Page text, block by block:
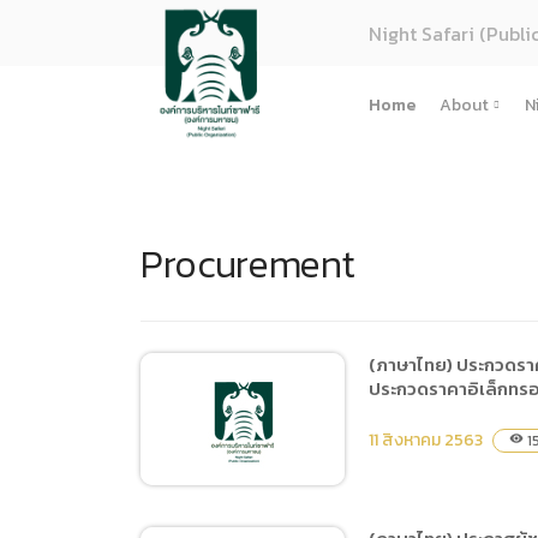
Night Safari
Home About
(ภาษาไ
การจัดซื้
Procurement
(ภาษาไทย) ประกวดร
ประกวดราคาอิเล็กท
11 สิงหาคม 2563 visibility